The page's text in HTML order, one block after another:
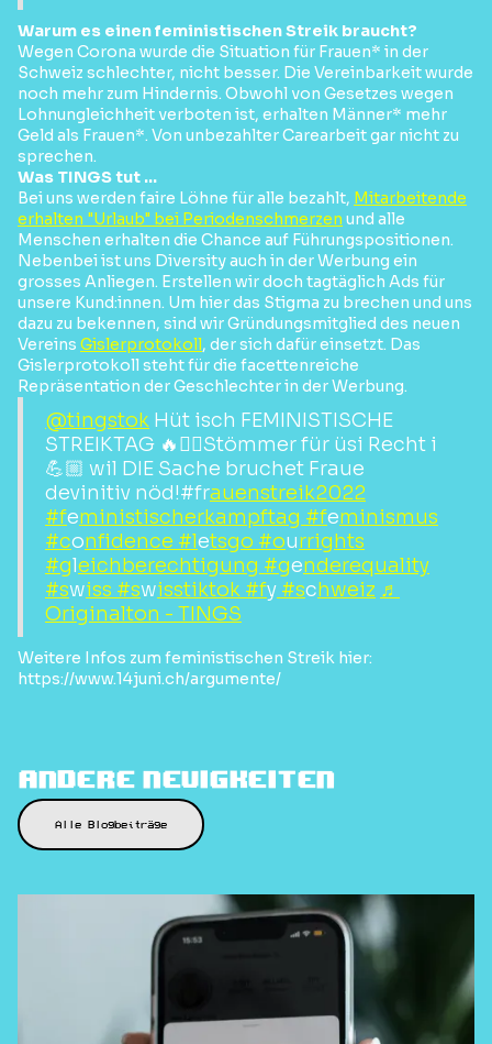
Warum es einen feministischen Streik braucht?
Wegen Corona wurde die Situation für Frauen* in der
Schweiz schlechter, nicht besser. Die Vereinbarkeit wurde
noch mehr zum Hindernis. Obwohl von Gesetzes wegen
Lohnungleichheit verboten ist, erhalten Männer* mehr
Geld als Frauen*. Von unbezahlter Carearbeit gar nicht zu
sprechen.
Was TINGS tut ...
Bei uns werden faire Löhne für alle bezahlt, Mitarbeitende
erhalten "Urlaub" bei Periodenschmerzen und alle
Menschen erhalten die Chance auf Führungspositionen.
Nebenbei ist uns Diversity auch in der Werbung ein
grosses Anliegen. Erstellen wir doch tagtäglich Ads für
unsere Kund:innen. Um hier das Stigma zu brechen und uns
dazu zu bekennen, sind wir Gründungsmitglied des neuen
Vereins Gislerprotokoll, der sich dafür einsetzt. Das
Gislerprotokoll steht für die facettenreiche
Repräsentation der Geschlechter in der Werbung.
@tingstok Hüt isch FEMINISTISCHE
STREIKTAG 🔥✊🏻Stömmer für üsi Recht i
💪🏼 wil DIE Sache bruchet Fraue
devinitiv nöd!#frauenstreik2022
#feministischerkampftag #feminismus
#confidence #letsgo #ourrights
#gleichberechtigung #genderequality
#swiss #swisstiktok #fy #schweiz ♬
Originalton - TINGS
Weitere Infos zum feministischen Streik hier:
https://www.14juni.ch/argumente/
Andere Neuigkeiten
Alle Blogbeiträge